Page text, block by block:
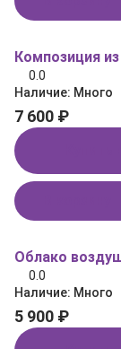
Композиция
0.0
Наличие: Много
7 600 ₽
Облако
0.0
Наличие: Много
5 900 ₽